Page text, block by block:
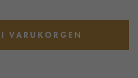
VARUKORGEN